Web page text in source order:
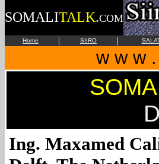
SOMALITALK.COM
Home | SIIRO |
w w w
Ing. Maxamed